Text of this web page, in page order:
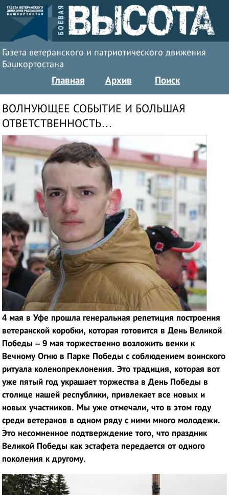
Газета ветеранского и патриотического движения
Башкортостана
Главная Архив Поиск
ВОЛНУЮЩЕЕ СОБЫТИЕ И БОЛЬШАЯ
ОТВЕТСТВЕННОСТЬ…
4 мая в Уфе прошла генеральная репетиция построения
ветеранской коробки, которая готовится в День Великой
Победы – 9 мая торжественно возложить венки к
Вечному Огню в Парке Победы с соблюдением воинского
ритуала коленопреклонения. Это традиция, которая вот
уже пятый год украшает торжества в День Победы в
столице нашей республики, привлекает все новых и
новых участников. Мы уже отмечали, что в этом году
среди ветеранов в одном ряду с ними много молодежи.
Это несомненное подтверждение того, что праздник
Великой Победы как эстафета передается от одного
поколения к другому.